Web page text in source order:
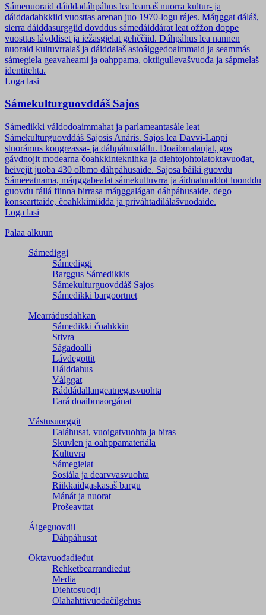
Sámenuoraid dáiddadáhpáhus lea leamaš nuorra kultur- ja
dáiddadahkkiid vuosttas arenan juo 1970-logu rájes. Máŋggat dáláš,
sierra dáiddasurggiid dovddus sámedáiddárat leat ožžon doppe
vuosttas lávddiset ja iežasgielat gehččiid. Dáhpáhus lea nannen
nuoraid kultuvrralaš ja dáiddalaš astoáiggedoaimmaid ja seammás
sámegiela geavaheami ja oahppama, oktiigullevašvuođa ja sápmelaš
identitehta.
Loga lasi
Sámekulturguovddáš Sajos
Sámedikki váldodoaimmahat ja parlameantasále leat
Sámekulturguovddáš Sajosis Anáris. Sajos lea Davvi-Lappi
stuorámus kongreassa- ja dáhpáhusdállu. Doaibmalanjat, gos
gávdnojit modearna čoahkkinteknihka ja diehtojohtolatoktavuođat,
heivejit juoba 430 olbmo dáhpáhusaide. Sajosa báiki guovdu
Sámeeatnama, máŋggabealat sámekultuvrra ja áidnalunddot luonddu
guovdu fállá fiinna birrasa máŋggalágan dáhpáhusaide, dego
konsearttaide, čoahkkimiidda ja priváhtadilálašvuođaide.
Loga lasi
Palaa alkuun
Sámediggi
Sámediggi
Barggus Sámedikkis
Sámekulturguovddáš Sajos
Sámedikki bargoortnet
Mearrádusdahkan
Sámedikki čoahkkin
Stivra
Ságadoalli
Lávdegottit
Hálddahus
Válggat
Ráđđádallangeatnegas­vuohta
Eará doaibmaorgánat
Vástusuorggit
Ealáhusat, vuoigatvuohta ja biras
Skuvlen ja oahppamateriála
Kultuvra
Sámegielat
Sosiála ja dearvvasvuohta
Riikkaidgaskasaš bargu
Mánát ja nuorat
Prošeavttat
Áigeguovdil
Dáhpáhusat
Oktavuođadieđut
Rehketbearrandieđut
Media
Diehtosuodji
Olahahttivuođačilgehus